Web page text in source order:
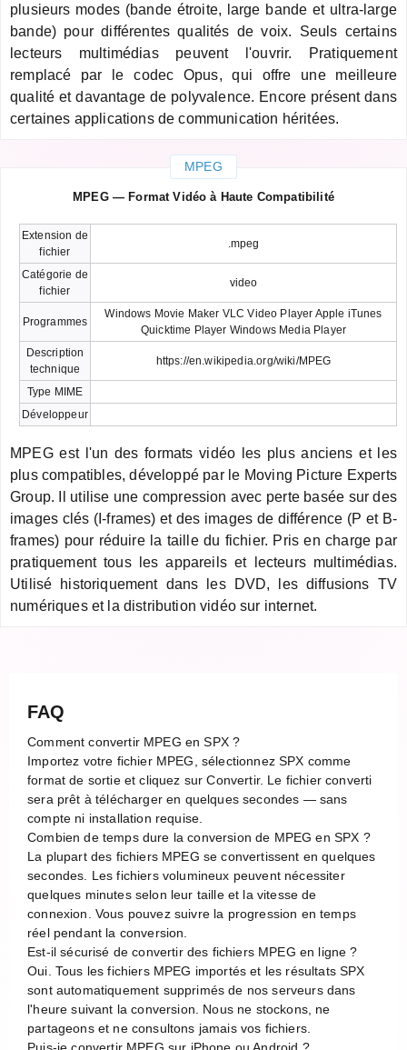
plusieurs modes (bande étroite, large bande et ultra-large
bande) pour différentes qualités de voix. Seuls certains
lecteurs multimédias peuvent l'ouvrir. Pratiquement
remplacé par le codec Opus, qui offre une meilleure
qualité et davantage de polyvalence. Encore présent dans
certaines applications de communication héritées.
MPEG
MPEG — Format Vidéo à Haute Compatibilité
Extension de
fichier
.mpeg
Catégorie de
fichier
video
Programmes
Windows Movie Maker VLC Video Player Apple iTunes
Quicktime Player Windows Media Player
Description
technique
https://en.wikipedia.org/wiki/MPEG
Type MIME
Développeur
MPEG est l'un des formats vidéo les plus anciens et les
plus compatibles, développé par le Moving Picture Experts
Group. Il utilise une compression avec perte basée sur des
images clés (I-frames) et des images de différence (P et B-
frames) pour réduire la taille du fichier. Pris en charge par
pratiquement tous les appareils et lecteurs multimédias.
Utilisé historiquement dans les DVD, les diffusions TV
numériques et la distribution vidéo sur internet.
FAQ
Comment convertir MPEG en SPX ?
Importez votre fichier MPEG, sélectionnez SPX comme
format de sortie et cliquez sur Convertir. Le fichier converti
sera prêt à télécharger en quelques secondes — sans
compte ni installation requise.
Combien de temps dure la conversion de MPEG en SPX ?
La plupart des fichiers MPEG se convertissent en quelques
secondes. Les fichiers volumineux peuvent nécessiter
quelques minutes selon leur taille et la vitesse de
connexion. Vous pouvez suivre la progression en temps
réel pendant la conversion.
Est-il sécurisé de convertir des fichiers MPEG en ligne ?
Oui. Tous les fichiers MPEG importés et les résultats SPX
sont automatiquement supprimés de nos serveurs dans
l'heure suivant la conversion. Nous ne stockons, ne
partageons et ne consultons jamais vos fichiers.
Puis-je convertir MPEG sur iPhone ou Android ?